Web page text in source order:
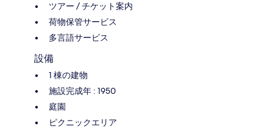
ツアー / チケット案内
荷物保管サービス
多言語サービス
設備
1 棟の建物
施設完成年 : 1950
庭園
ピクニックエリア